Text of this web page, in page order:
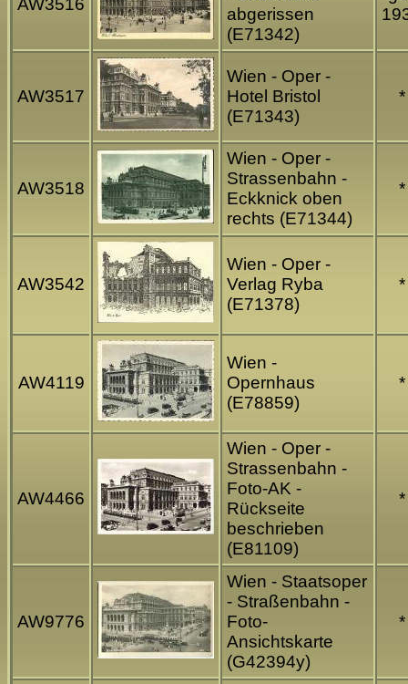
AW3516
abgerissen
(E71342)
AW3517
Wien - Oper -
Hotel Bristol
(E71343)
*
AW3518
Wien - Oper -
Strassenbahn -
Eckknick oben
rechts (E71344)
*
AW3542
Wien - Oper -
Verlag Ryba
(E71378)
*
AW4119
Wien -
Opernhaus
(E78859)
*
AW4466
Wien - Oper -
Strassenbahn -
Foto-AK -
Rückseite
beschrieben
(E81109)
*
AW9776
Wien - Staatsoper
- Straßenbahn -
Foto-
Ansichtskarte
(G42394y)
*